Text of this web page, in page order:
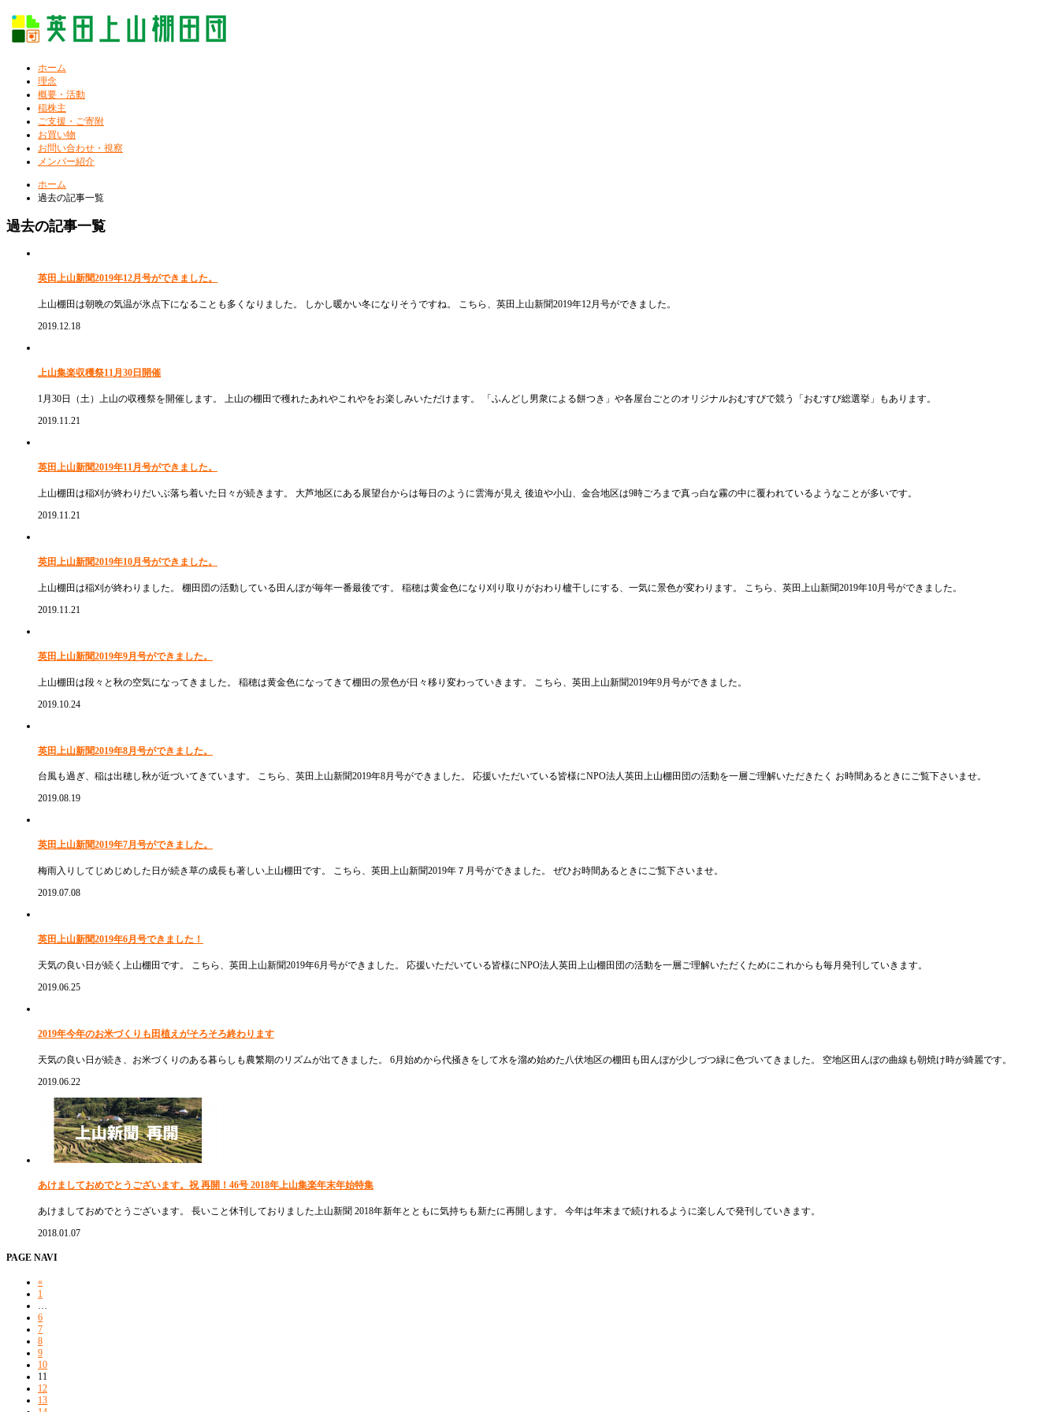
ホーム
理念
概要・活動
稲株主
ご支援・ご寄附
お買い物
お問い合わせ・視察
メンバー紹介
ホーム
過去の記事一覧
過去の記事一覧
英田上山新聞2019年12月号ができました。
上山棚田は朝晩の気温が氷点下になることも多くなりました。 しかし暖かい冬になりそうですね。 こちら、英田上山新聞2019年12月号ができました。
2019.12.18
上山集楽収穫祭11月30日開催
1月30日（土）上山の収穫祭を開催します。 上山の棚田で穫れたあれやこれやをお楽しみいただけます。 「ふんどし男衆による餅つき」や各屋台ごとのオリジナルおむすびで競う「おむすび総選挙」もあります。
2019.11.21
英田上山新聞2019年11月号ができました。
上山棚田は稲刈が終わりだいぶ落ち着いた日々が続きます。 大芦地区にある展望台からは毎日のように雲海が見え 後迫や小山、金合地区は9時ごろまで真っ白な霧の中に覆われているようなことが多いです。
2019.11.21
英田上山新聞2019年10月号ができました。
上山棚田は稲刈が終わりました。 棚田団の活動している田んぼが毎年一番最後です。 稲穂は黄金色になり刈り取りがおわり櫨干しにする、一気に景色が変わります。 こちら、英田上山新聞2019年10月号ができました。
2019.11.21
英田上山新聞2019年9月号ができました。
上山棚田は段々と秋の空気になってきました。 稲穂は黄金色になってきて棚田の景色が日々移り変わっていきます。 こちら、英田上山新聞2019年9月号ができました。
2019.10.24
英田上山新聞2019年8月号ができました。
台風も過ぎ、稲は出穂し秋が近づいてきています。 こちら、英田上山新聞2019年8月号ができました。 応援いただいている皆様にNPO法人英田上山棚田団の活動を一層ご理解いただきたく お時間あるときにご覧下さいませ。
2019.08.19
英田上山新聞2019年7月号ができました。
梅雨入りしてじめじめした日が続き草の成長も著しい上山棚田です。 こちら、英田上山新聞2019年７月号ができました。 ぜひお時間あるときにご覧下さいませ。
2019.07.08
英田上山新聞2019年6月号できました！
天気の良い日が続く上山棚田です。 こちら、英田上山新聞2019年6月号ができました。 応援いただいている皆様にNPO法人英田上山棚田団の活動を一層ご理解いただくためにこれからも毎月発刊していきます。
2019.06.25
2019年今年のお米づくりも田植えがそろそろ終わります
天気の良い日が続き、お米づくりのある暮らしも農繁期のリズムが出てきました。 6月始めから代掻きをして水を溜め始めた八伏地区の棚田も田んぼが少しづつ緑に色づいてきました。 空地区田んぼの曲線も朝焼け時が綺麗です。
2019.06.22
あけましておめでとうございます。祝 再開！46号 2018年上山集楽年末年始特集
あけましておめでとうございます。 長いこと休刊しておりました上山新聞 2018年新年とともに気持ちも新たに再開します。 今年は年末まで続けれるように楽しんで発刊していきます。
2018.01.07
PAGE NAVI
«
1
…
6
7
8
9
10
11
12
13